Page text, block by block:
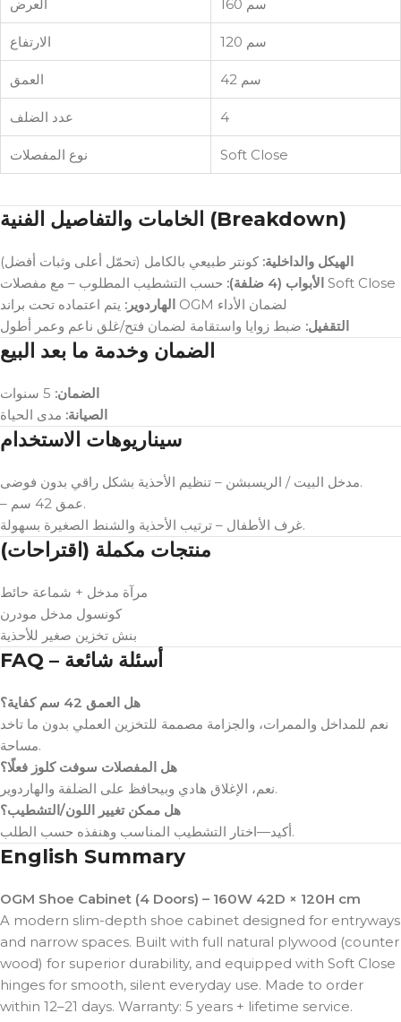
العرض 160 سم
الارتفاع 120 سم
العمق 42 سم
عدد الضلف 4
نوع المفصلات Soft Close
الخامات والتفاصيل الفنية (Breakdown)
الهيكل والداخلية: كونتر طبيعي بالكامل (تحمّل أعلى وثبات أفضل)
الأبواب (4 ضلفة): حسب التشطيب المطلوب – مع مفصلات Soft Close
الهاردوير:
يتم اعتماده تحت براند OGM لضمان الأداء
التقفيل: ضبط زوايا واستقامة لضمان فتح/غلق ناعم وعمر أطول
الضمان وخدمة ما بعد البيع
الضمان:
الصيانة: مدى الحياة
سيناريوهات الاستخدام
مدخل البيت / الريسبشن – تنظيم الأحذية بشكل راقي بدون فوضى.
– عمق 42 سم.
غرف الأطفال – ترتيب الأحذية والشنط الصغيرة بسهولة.
منتجات مكملة (اقتراحات)
مرآة مدخل + شماعة حائط
كونسول مدخل مودرن
بنش تخزين صغير للأحذية
FAQ – أسئلة شائعة
هل العمق 42 سم كفاية؟
نعم للمداخل والممرات، والجزامة مصممة للتخزين العملي بدون ما تاخد
مساحة.
هل المفصلات سوفت كلوز فعلًا؟
نعم، الإغلاق هادي وبيحافظ على الضلفة والهاردوير.
هل ممكن تغيير اللون/التشطيب؟
أكيد—اختار التشطيب المناسب وهنفذه حسب الطلب.
English Summary
OGM Shoe Cabinet (4 Doors) – 160W 42D × 120H cm
A modern slim-depth shoe cabinet designed for entryways
and narrow spaces. Built with full natural plywood (counter
wood) for superior durability, and equipped with Soft Close
hinges for smooth, silent everyday use. Made to order
within 12–21 days. Warranty: 5 years + lifetime service.